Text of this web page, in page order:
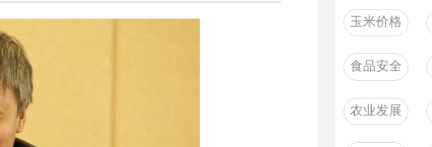
玉米价格
食品安全
农业发展